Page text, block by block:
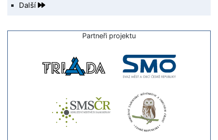
Další
Partneři projektu